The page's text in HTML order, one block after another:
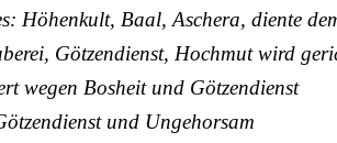
Höhenkult, Baal, Aschera, diente
Götzendienst, Hochmut wird
wegen Bosheit und Götzendienst
und Ungehorsam